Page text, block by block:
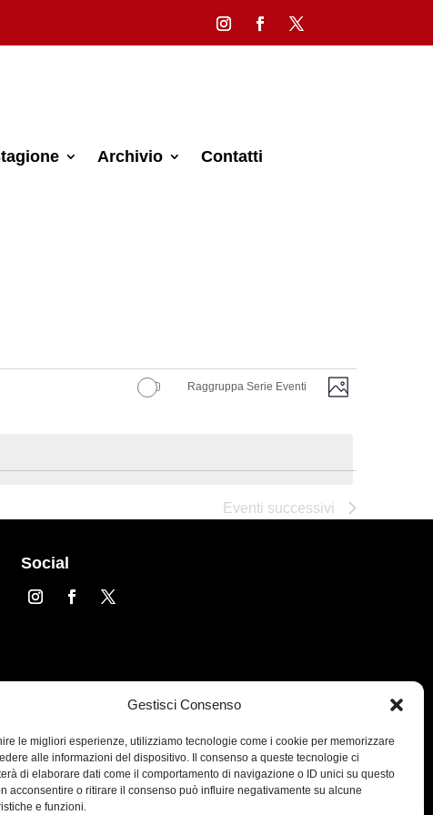
Gestisci Consenso
le migliori esperienze, utilizziamo tecnologie come i cookie per memorizzare
alle informazioni del dispositivo. Il consenso a queste tecnologie ci
di elaborare dati come il comportamento di navigazione o ID unici su questo
acconsentire o ritirare il consenso può influire negativamente su alcune
e funzioni.
Archivio Contatti
Viste
Evento
Foto
Raggruppa Serie Eventi
Eventi successivi
Social